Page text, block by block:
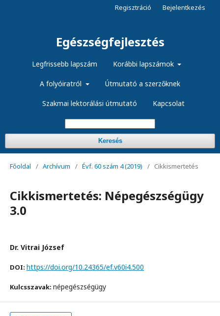
Egészségfejlesztés
Legfrissebb lapszám Korábbi lapszámok
A folyóiratról Útmutató a szerzőknek
Szakmai lektorálási útmutató Kapcsolat
Keresés
Regisztráció Bejelentkezés
Főoldal / Archívum / Évf. 60 szám 4 (2019) / Cikkismertetés
Cikkismertetés: Népegészségügy
3.0
Dr. Vitrai József
DOI: https://doi.org/10.24365/ef.v60i4.500
Kulcsszavak: népegészségügy